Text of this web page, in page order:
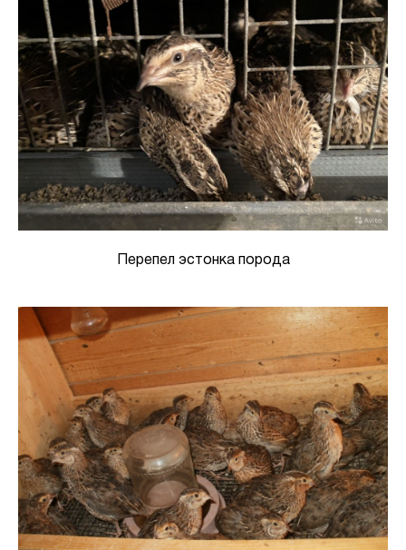
Перепел эстонка порода